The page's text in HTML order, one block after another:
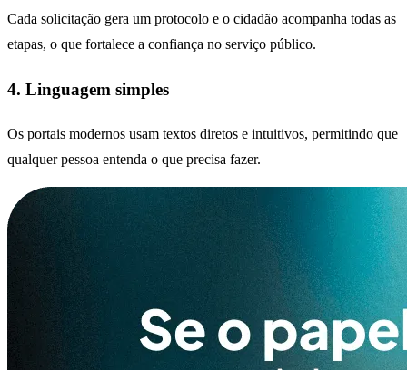
Cada solicitação gera um protocolo e o cidadão acompanha todas as
etapas, o que fortalece a confiança no serviço público.
4. Linguagem simples
Os portais modernos usam textos diretos e intuitivos, permitindo que
qualquer pessoa entenda o que precisa fazer.